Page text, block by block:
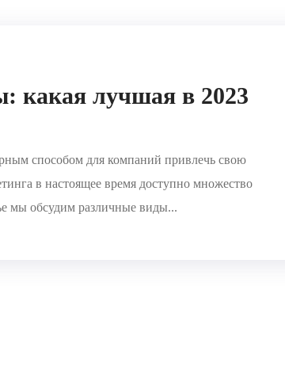
какая лучшая в 2023
способом для компаний привлечь свою
в настоящее время доступно множество
мы обсудим различные виды...